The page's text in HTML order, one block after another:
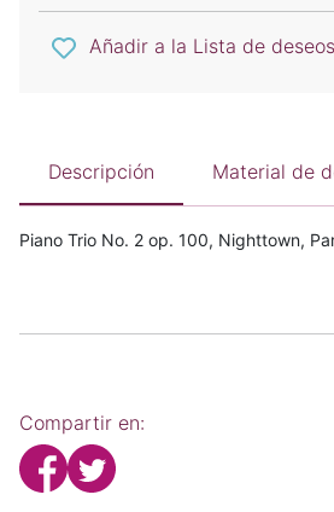
Añadir a la Lista de deseos
Descripción Material de
Piano Trio No. 2 op. 100, Nighttown,
Compartir en: